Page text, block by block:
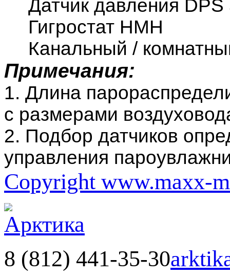
Датчик давления DPS
Гигростат НМН
Канальный /
Примечания:
1. Длина
с размерами
2. Подбор датчиков
управления
Copyright www.maxx-
8 (812) 441-35-30